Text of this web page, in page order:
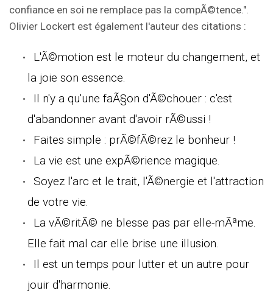
confiance en soi ne remplace pas la compÃ©tence.".
Olivier Lockert est également l'auteur des citations :
L'Ã©motion est le moteur du changement, et
la joie son essence.
Il n'y a qu'une faÃ§on d'Ã©chouer : c'est
d'abandonner avant d'avoir rÃ©ussi !
Faites simple : prÃ©fÃ©rez le bonheur !
La vie est une expÃ©rience magique.
Soyez l'arc et le trait, l'Ã©nergie et l'attraction
de votre vie.
La vÃ©ritÃ© ne blesse pas par elle-mÃªme.
Elle fait mal car elle brise une illusion.
Il est un temps pour lutter et un autre pour
jouir d'harmonie.